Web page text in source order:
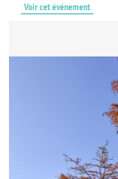
Voir cet événement